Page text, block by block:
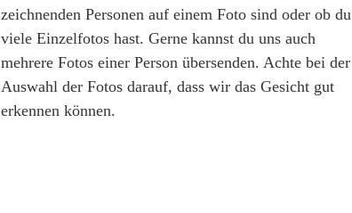
zeichnenden Personen auf einem Foto sind oder ob du
viele Einzelfotos hast. Gerne kannst du uns auch
mehrere Fotos einer Person übersenden. Achte bei der
Auswahl der Fotos darauf, dass wir das Gesicht gut
erkennen können.